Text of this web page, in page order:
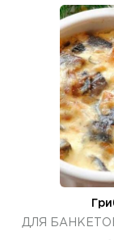
ДЛЯ БАНКЕТОВ.